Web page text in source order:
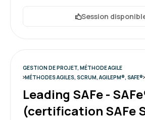
Formation : Leading SAFe - SAFe®
Arlette S.
Bonne expérience qui m'a
comprendre les principes Safe,
mes connaissances de la
Session
GESTION DE PROJET, MÉTHODE AGILE
MÉTHODES AGILES, SCRUM, AGILEPM®, SAFE®
Leading SAFe -
(certification SAFe